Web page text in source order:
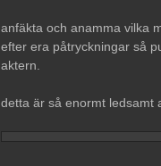
anfäkta och anamma vilka
efter era påtryckningar så
aktern.
detta är så enormt ledsamt